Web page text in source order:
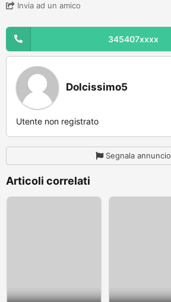
Invia ad un amico
345407xxxx
Dolcissimo5
Utente non registrato
Segnala annuncio
Articoli correlati